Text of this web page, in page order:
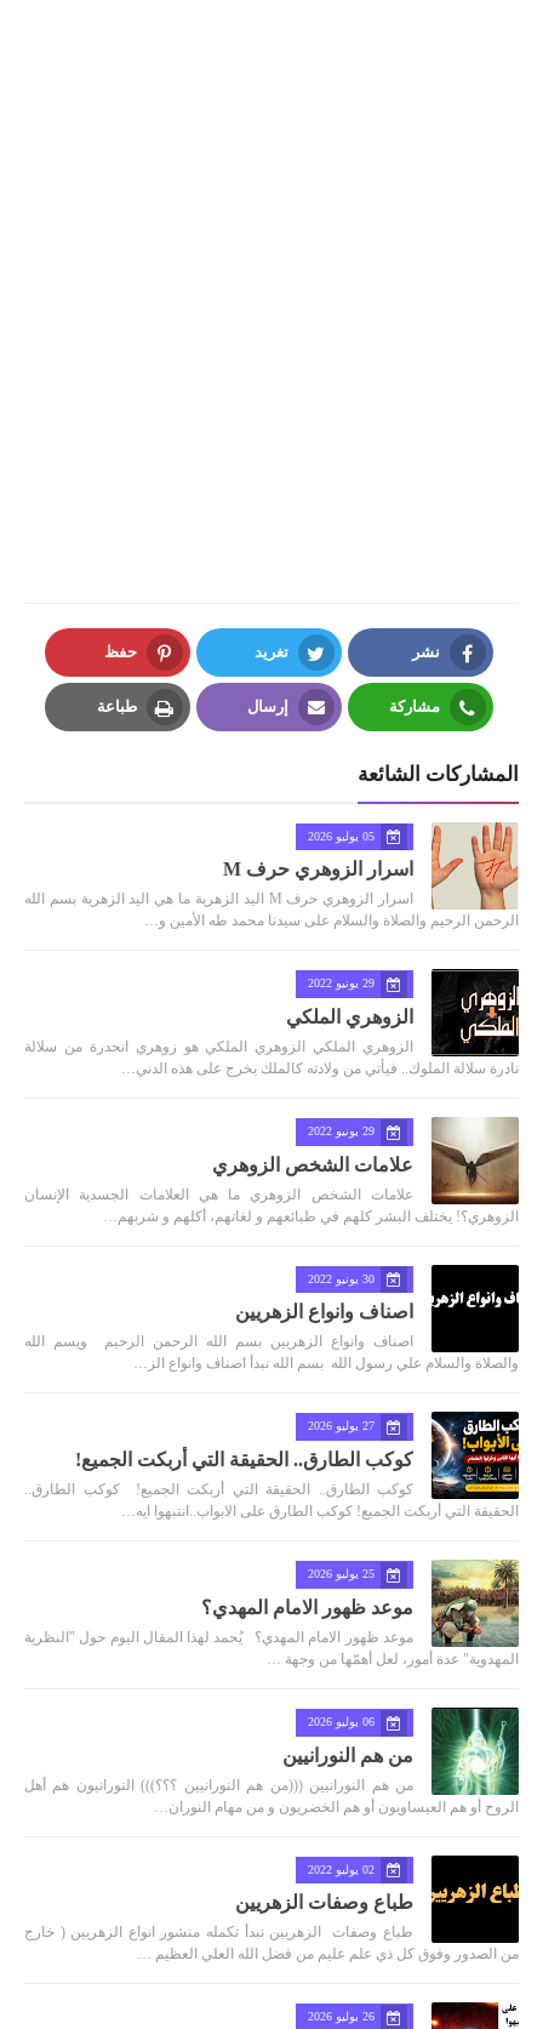
نشر
Facebook
تغريد
Twitter
حفظ
Pinterest
مشاركة إرسال طباعة
المشاركات الشائعة
05 يوليو 2026
اسرار الزوهري حرف M
اسرار الزوهري حرف M اليد الزهرية ما هي اليد الزهرية بسم الله
الرحمن الرحيم والصلاة والسلام على سيدنا محمد طه الأمين و…
29 يونيو 2022
الزوهري الملكي
الزوهري الملكي الزوهري الملكي هو زوهري انحدرة من سلالة
نادرة سلالة الملوك.. فيأتي من ولادته كالملك يخرج على هذه الدني…
29 يونيو 2022
علامات الشخص الزوهري
علامات الشخص الزوهري ما هي العلامات الجسدية الإنسان
الزوهري؟! يختلف البشر كلهم في طبائعهم و لغاتهم، أكلهم و شربهم…
30 يونيو 2022
اصناف وانواع الزهريين
اصناف وانواع الزهريين بسم الله الرحمن الرحيم ويسم الله
والصلاة والسلام علي رسول الله بسم الله نبدأ اصناف وانواع الز…
27 يوليو 2026
كوكب الطارق.. الحقيقة التي أربكت الجميع!
كوكب الطارق.. الحقيقة التي أربكت الجميع! كوكب الطارق..
الحقيقة التي أربكت الجميع! كوكب الطارق على الابواب..انتبهوا ايه…
25 يوليو 2026
موعد ظهور الامام المهدي؟
موعد ظهور الامام المهدي؟ يُحمد لهذا المقال اليوم حول "النظرية
المهدوية" عدة أمور، لعل أهمّها من وجهة …
06 يوليو 2026
من هم النورانيين
من هم النورانيين (((من هم النورانيين ؟؟؟))) النورانيون هم أهل
الروح أو هم العيساويون أو هم الخضريون و من مهام النوران…
02 يوليو 2022
طباع وصفات الزهريين
طباع وصفات الزهريين نبدأ تكمله منشور انواع الزهريين ( خارج
من الصدور وفوق كل ذي علم عليم من فضل الله العلي العظيم …
26 يوليو 2026